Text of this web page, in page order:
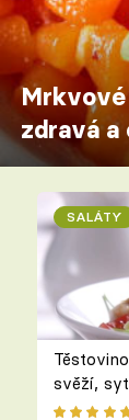
zdravá
SALÁTY
svěží,